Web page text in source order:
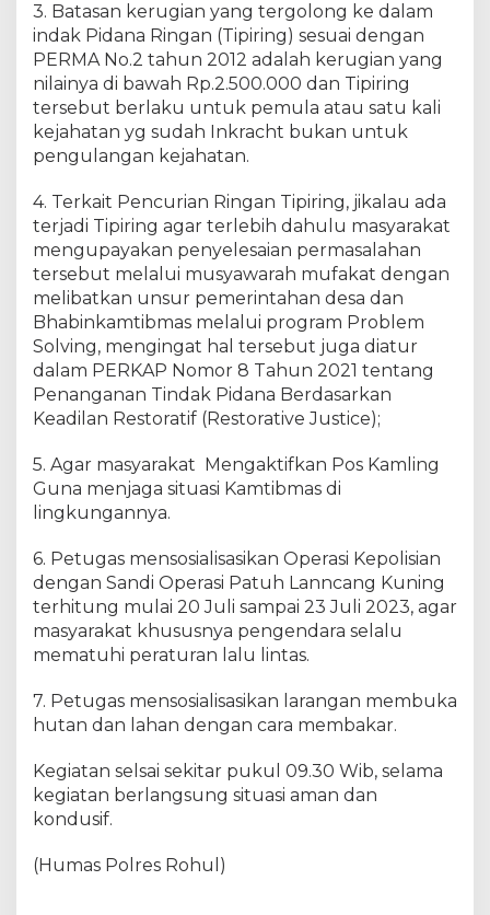
a
t
B
e
r
s
a
a
s
y
a
r
a
k
a
t
3. Batasan kerugian yang tergolong ke dalam
indak Pidana Ringan (Tipiring) sesuai dengan
PERMA No.2 tahun 2012 adalah kerugian yang
nilainya di bawah Rp.2.500.000 dan Tipiring
tersebut berlaku untuk pemula atau satu kali
kejahatan yg sudah Inkracht bukan untuk
pengulangan kejahatan.
4. Terkait Pencurian Ringan Tipiring, jikalau ada
terjadi Tipiring agar terlebih dahulu masyarakat
mengupayakan penyelesaian permasalahan
tersebut melalui musyawarah mufakat dengan
melibatkan unsur pemerintahan desa dan
Bhabinkamtibmas melalui program Problem
Solving, mengingat hal tersebut juga diatur
dalam PERKAP Nomor 8 Tahun 2021 tentang
Penanganan Tindak Pidana Berdasarkan
Keadilan Restoratif (Restorative Justice);
5. Agar masyarakat Mengaktifkan Pos Kamling
Guna menjaga situasi Kamtibmas di
lingkungannya.
6. Petugas mensosialisasikan Operasi Kepolisian
dengan Sandi Operasi Patuh Lanncang Kuning
terhitung mulai 20 Juli sampai 23 Juli 2023, agar
masyarakat khususnya pengendara selalu
mematuhi peraturan lalu lintas.
7. Petugas mensosialisasikan larangan membuka
hutan dan lahan dengan cara membakar.
Kegiatan selsai sekitar pukul 09.30 Wib, selama
kegiatan berlangsung situasi aman dan
kondusif.
(Humas Polres Rohul)